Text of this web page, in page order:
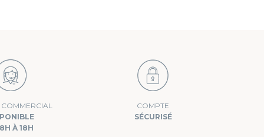
À 18H
COMPTE
SÉCURISÉ